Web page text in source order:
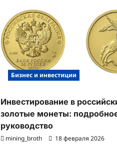
Бизнес и инвестиции
Инвестирование в
золотые монеты:
руководство
mining_broth 18 февраля 2026